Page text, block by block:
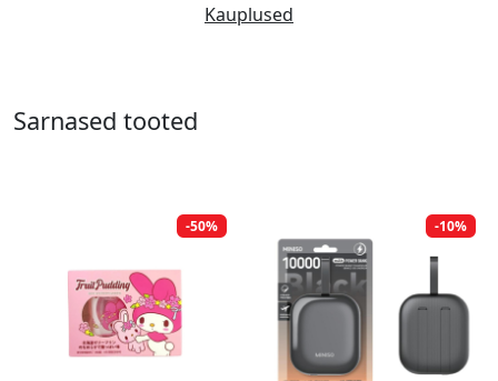
Kauplused
Sarnased tooted
-50% -10%